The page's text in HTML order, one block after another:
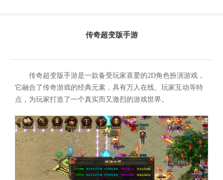
传奇超变版手游
传奇超变版手游是一款备受玩家喜爱的2D角色扮演游戏，
它融合了传奇游戏的经典元素，具有万人在线、玩家互动等特
点，为玩家打造了一个真实而又激烈的游戏世界。